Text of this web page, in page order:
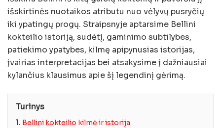
išskirtinės nuotaikos atributu nuo vėlyvų pusryčių
iki ypatingų progų. Straipsnyje aptarsime Bellini
kokteilio istoriją, sudėtį, gaminimo subtilybes,
patiekimo ypatybes, kilmę apipynusias istorijas,
įvairias interpretacijas bei atsakysime į dažniausiai
kylančius klausimus apie šį legendinį gėrimą.
Turinys
1. Bellini kokteilio kilmė ir istorija